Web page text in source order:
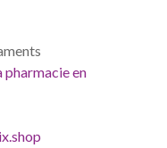
pharmacie en